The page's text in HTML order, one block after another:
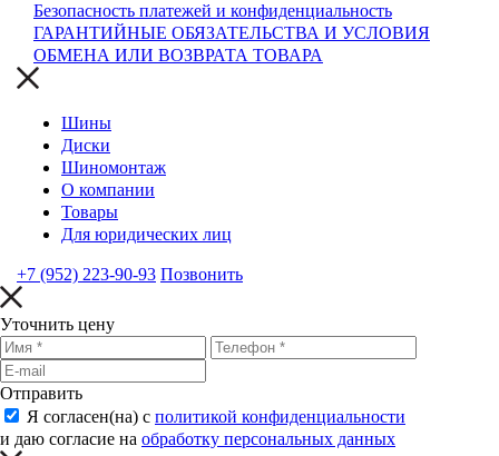
Безопасность платежей и конфиденциальность
ГАРАНТИЙНЫЕ ОБЯЗАТЕЛЬСТВА И УСЛОВИЯ
ОБМЕНА ИЛИ ВОЗВРАТА ТОВАРА
Шины
Диски
Шиномонтаж
О компании
Товары
Для юридических лиц
+7 (952) 223-90-93 Позвонить
Уточнить цену
Отправить
Я согласен(на) с политикой конфиденциальности
и даю согласие на обработку персональных данных